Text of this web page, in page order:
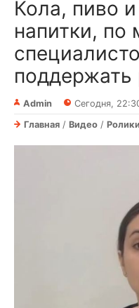
Кола, пиво
напитки, по
Admin Сегодня,
Главная / Видео / Ролики